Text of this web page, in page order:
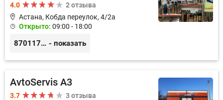
4.0
2 отзыва
Астана, Кобда переулок, 4/2а
Открыто: 09:00 - 18:00
87011754444 - показать
AvtoServis A3
3.7
3 отзыва